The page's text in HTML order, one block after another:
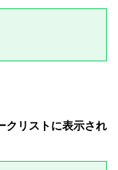
クリストに表示され